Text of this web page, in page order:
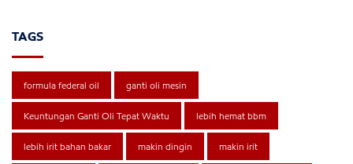
TAGS
formula federal oil ganti oli mesin
Keuntungan Ganti Oli Tepat Waktu lebih hemat bbm
lebih irit bahan bakar makin dingin makin irit